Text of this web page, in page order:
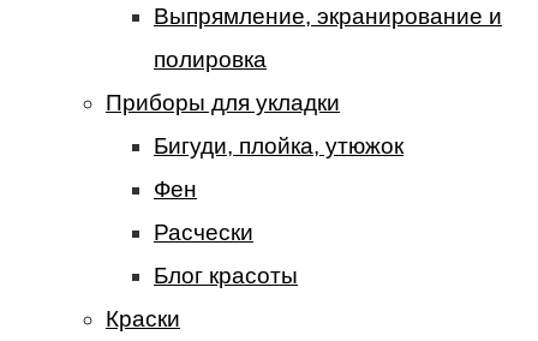
Выпрямление, экранирование и
полировка
Приборы для укладки
Бигуди, плойка, утюжок
Фен
Расчески
Блог красоты
Краски